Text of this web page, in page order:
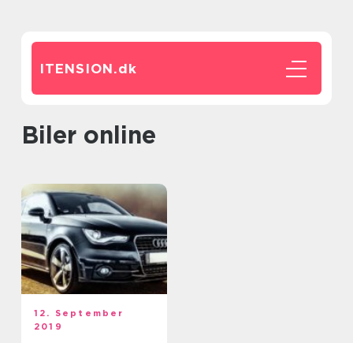
ITENSION.dk
Biler online
12. September
2019